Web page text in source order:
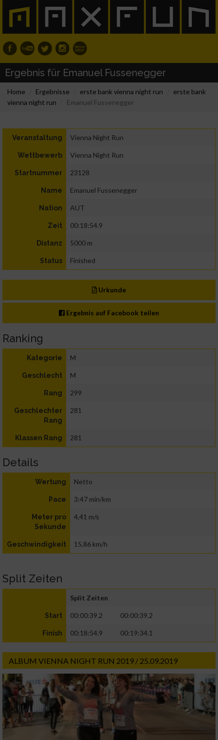
Ergebnis für Emanuel Fussenegger
Home Ergebnisse erste bank vienna night run
erste bank
vienna night run
Emanuel Fussenegger
Veranstaltung Vienna Night Run
Wettbewerb Vienna Night Run
Startnummer 23128
Name Emanuel Fussenegger
Nation AUT
Zeit 00:18:54.9
Distanz 5000 m
Status Finished
Urkunde
Ergebnis auf Facebook teilen
Ranking
Kategorie M
Geschlecht M
Rang 299
Geschlechter
Rang
281
Klassen Rang 281
Details
Wertung Netto
Pace 3:47 min/km
Meter pro
Sekunde
4,41 m/s
Geschwindigkeit 15,86 km/h
Split Zeiten
Split Zeiten
Start 00:00:39.2 00:00:39.2
Finish 00:18:54.9 00:19:34.1
ALBUM VIENNA NIGHT RUN 2019 / 25.09.2019